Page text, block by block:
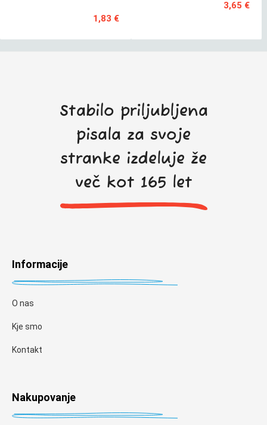
1,83 €
3,65 €
Stabilo priljubljena
pisala za svoje
stranke izdeluje že
več kot 165 let
Informacije
O nas
Kje smo
Kontakt
Nakupovanje